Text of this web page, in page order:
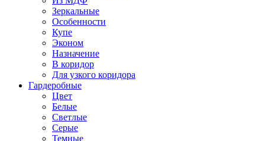
Зеркальные
Особенности
Купе
Эконом
Назначение
В коридор
Для узкого коридора
Гардеробные
Цвет
Белые
Светлые
Серые
Темные